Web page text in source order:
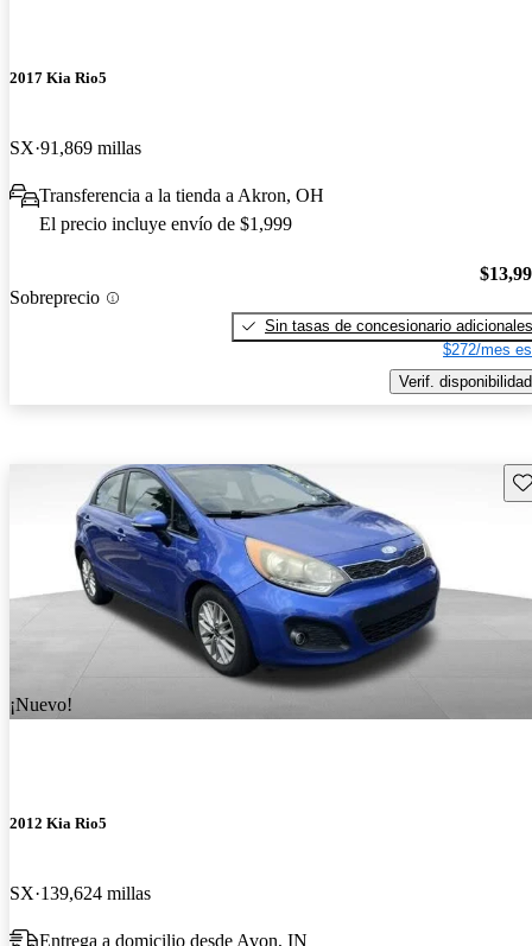
2017 Kia Rio5
SX 91,869 millas
Transferencia a la tienda a Akron, OH
El precio incluye envío de $1,999
Sobreprecio
Sin tasas de concesionario adicionales
$272/mes
Verif. disponibilidad
¡Nuevo!
2012 Kia Rio5
SX 139,624 millas
Entrega a domicilio desde Avon, IN